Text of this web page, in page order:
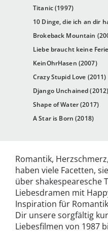
Titanic (1997)
10 Dinge, die ich an dir
Brokeback Mountain
Liebe braucht keine
KeinOhrHasen (2007)
Crazy Stupid Love (2011)
Django Unchained (2012)
Shape of Water (2017)
A Star is Born (2018)
Romantik,
haben viele Facetten,
über shakespearesche
Liebesdramen mit
Inspiration für
Dir unsere sorgfältig
Liebesfilmen von 1987